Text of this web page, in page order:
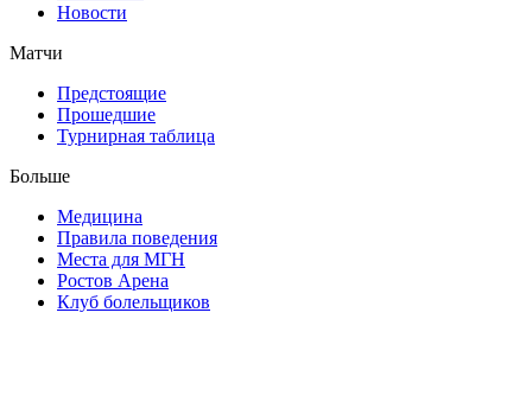
Новости
Матчи
Предстоящие
Прошедшие
Турнирная таблица
Больше
Медицина
Правила поведения
Места для МГН
Ростов Арена
Клуб болельщиков